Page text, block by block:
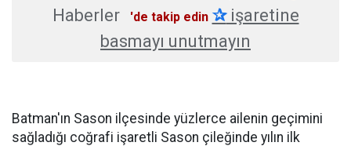
Haberler
'de takip edin ✰işaretine
basmayı unutmayın
Batman'ın Sason ilçesinde yüzlerce ailenin geçimini
sağladığı coğrafi işaretli Sason çileğinde yılın ilk